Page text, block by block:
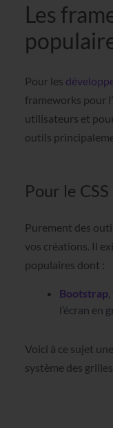
Les
Pour les
frameworks pour
utilisateurs et
outils
Pour le CSS
Purement des
vos créations. Il
populaires dont :
Bootstrap
l’écran en
Voici à ce sujet
système des